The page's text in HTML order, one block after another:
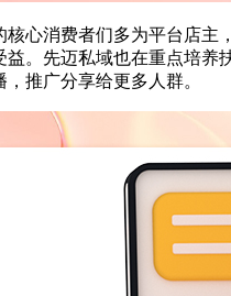
核心消费者们多为平台店
益。先迈私域也在重点培
推广分享给更多人群。